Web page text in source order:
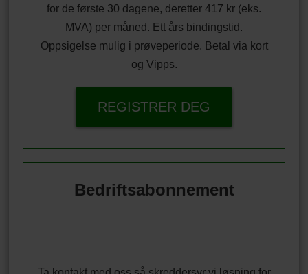
for de første 30 dagene, deretter 417 kr (eks.
MVA) per måned. Ett års bindingstid.
Oppsigelse mulig i prøveperiode. Betal via kort
og Vipps.
REGISTRER DEG
Bedriftsabonnement